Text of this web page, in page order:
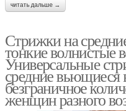
читать дальше →
Стрижки на
тонкие волнистые
Универсальные
средние вьющиеся
безграничное
женщин разного